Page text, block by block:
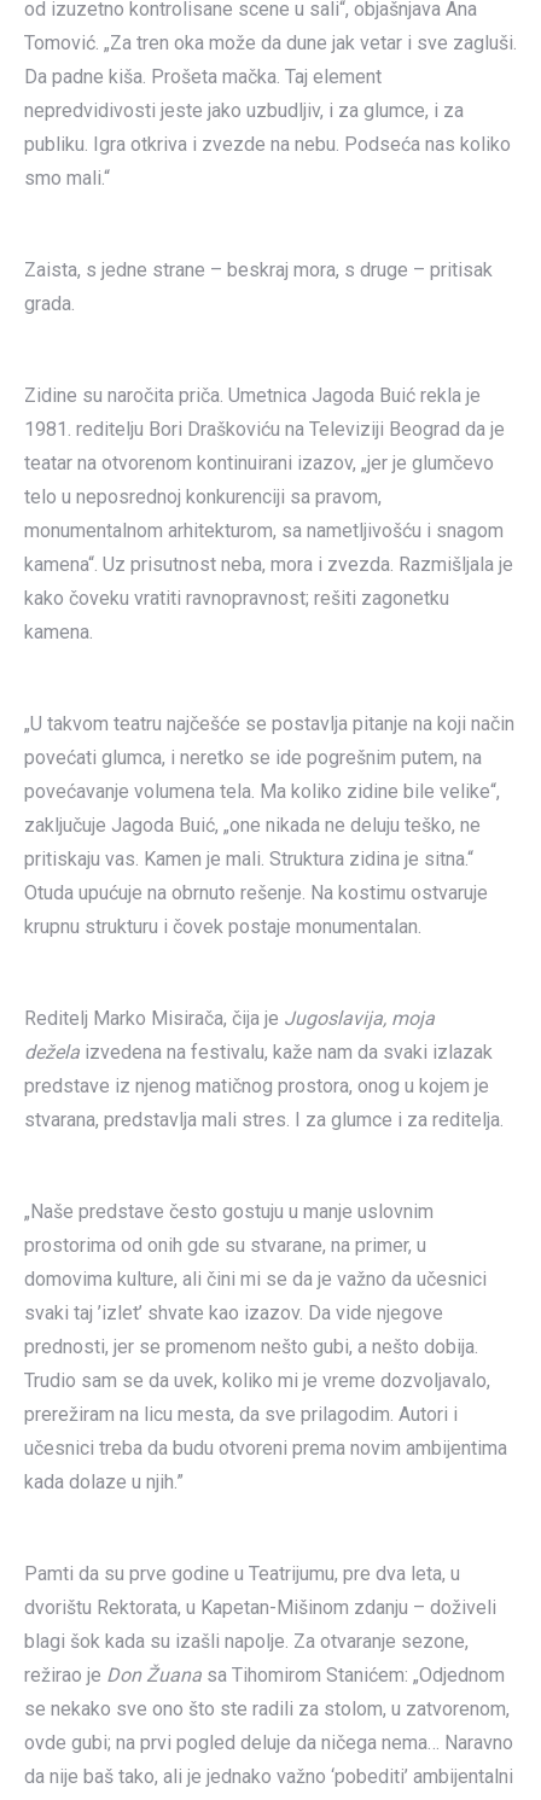
od izuzetno kontrolisane scene u sali“, objašnjava Ana
Tomović. „Za tren oka može da dune jak vetar i sve zagluši.
Da padne kiša. Prošeta mačka. Taj element
nepredvidivosti jeste jako uzbudljiv, i za glumce, i za
publiku. Igra otkriva i zvezde na nebu. Podseća nas koliko
smo mali.“
Zaista, s jedne strane – beskraj mora, s druge – pritisak
grada.
Zidine su naročita priča. Umetnica Jagoda Buić rekla je
1981. reditelju Bori Draškoviću na Televiziji Beograd da je
teatar na otvorenom kontinuirani izazov, „jer je glumčevo
telo u neposrednoj konkurenciji sa pravom,
monumentalnom arhitekturom, sa nametljivošću i snagom
kamena“. Uz prisutnost neba, mora i zvezda. Razmišljala je
kako čoveku vratiti ravnopravnost; rešiti zagonetku
kamena.
„U takvom teatru najčešće se postavlja pitanje na koji način
povećati glumca, i neretko se ide pogrešnim putem, na
povećavanje volumena tela. Ma koliko zidine bile velike“,
zaključuje Jagoda Buić, „one nikada ne deluju teško, ne
pritiskaju vas. Kamen je mali. Struktura zidina je sitna.“
Otuda upućuje na obrnuto rešenje. Na kostimu ostvaruje
krupnu strukturu i čovek postaje monumentalan.
Reditelj Marko Misirača, čija je Jugoslavija, moja
dežela izvedena na festivalu, kaže nam da svaki izlazak
predstave iz njenog matičnog prostora, onog u kojem je
stvarana, predstavlja mali stres. I za glumce i za reditelja.
„Naše predstave često gostuju u manje uslovnim
prostorima od onih gde su stvarane, na primer, u
domovima kulture, ali čini mi se da je važno da učesnici
svaki taj ’izlet’ shvate kao izazov. Da vide njegove
prednosti, jer se promenom nešto gubi, a nešto dobija.
Trudio sam se da uvek, koliko mi je vreme dozvoljavalo,
prerežiram na licu mesta, da sve prilagodim. Autori i
učesnici treba da budu otvoreni prema novim ambijentima
kada dolaze u njih.”
Pamti da su prve godine u Teatrijumu, pre dva leta, u
dvorištu Rektorata, u Kapetan-Mišinom zdanju – doživeli
blagi šok kada su izašli napolje. Za otvaranje sezone,
režirao je Don Žuana sa Tihomirom Stanićem: „Odjednom
se nekako sve ono što ste radili za stolom, u zatvorenom,
ovde gubi; na prvi pogled deluje da ničega nema… Naravno
da nije baš tako, ali je jednako važno ‘pobediti’ ambijentalni